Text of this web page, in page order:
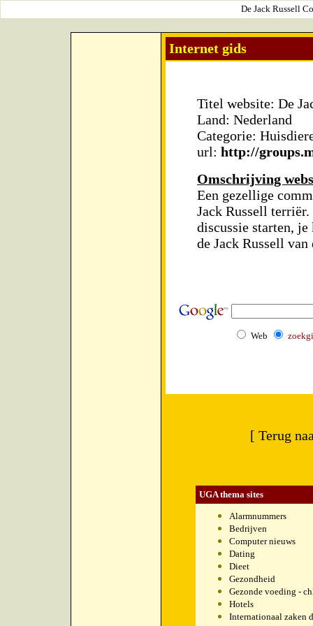
De Jack Russell
Internet gids
Titel website: De
Land: Nederland
Categorie:
url: http://
Omschrijving
Een gezellige
Jack Russell
discussie starten,
de Jack Russell
Web
[ Terug
UGA thema sites
Alarmnummers
Bedrijven
Computer nieuws
Dating
Dieet
Gezondheid
Gezonde voeding -
Hotels
Internationaal zaken